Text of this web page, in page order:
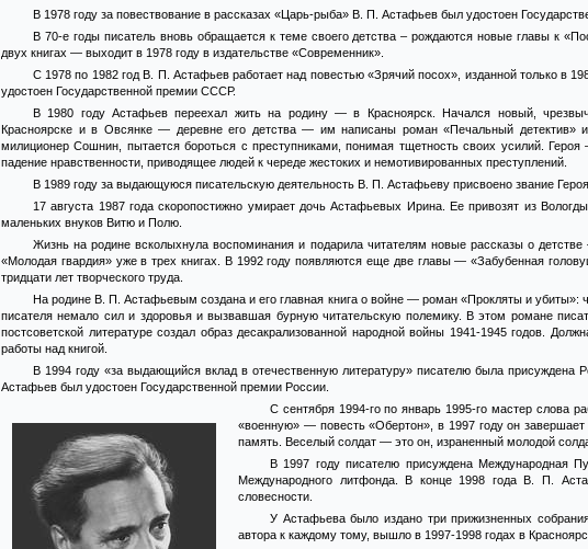
В 1978 году за повествование в рассказах «Царь-рыба» В. П. Астафьев был удостоен
В 70-е годы писатель вновь обращается к теме своего детства – рождаются новые главы к
двух книгах — выходит в 1978 году в издательстве «Современник».
С 1978 по 1982 год В. П. Астафьев работает над повестью «Зрячий посох», изданной только в
удостоен Государственной премии СССР.
В 1980 году Астафьев переехал жить на родину — в Красноярск. Начался новый,
Красноярске и в Овсянке — деревне его детства — им написаны роман «Печальный детектив» и
милиционер Сошнин, пытается бороться с преступниками, понимая тщетность своих усилий.
падение нравственности, приводящее людей к череде жестоких и немотивированных преступлений.
В 1989 году за выдающуюся писательскую деятельность В. П. Астафьеву присвоено звание
17 августа 1987 года скоропостижно умирает дочь Астафьевых Ирина. Ее привозят из
маленьких внуков Витю и Полю.
Жизнь на родине всколыхнула воспоминания и подарила читателям новые рассказы о
«Молодая гвардия» уже в трех книгах. В 1992 году появляются еще две главы — «Забубенная
тридцати лет творческого труда.
На родине В. П. Астафьевым создана и его главная книга о войне — роман «Прокляты и
писателя немало сил и здоровья и вызвавшая бурную читательскую полемику. В этом романе
постсоветской литературе создал образ десакрализованной народной войны 1941-1945 годов.
работы над книгой.
В 1994 году «за выдающийся вклад в отечественную литературу» писателю была
Астафьев был удостоен Государственной премии России.
С сентября 1994-го по январь 1995-го мастер слова
«военную» — повесть «Обертон», в 1997 году он
память. Веселый солдат — это он, израненный молодой
В 1997 году писателю присуждена Международная
Международного литфонда. В конце 1998 года В. П.
словесности.
У Астафьева было издано три прижизненных
автора к каждому тому, вышло в 1997-1998 годах в